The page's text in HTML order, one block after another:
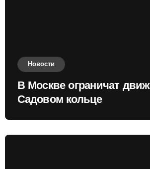
Новости
В Москве ограничат
Садовом кольце